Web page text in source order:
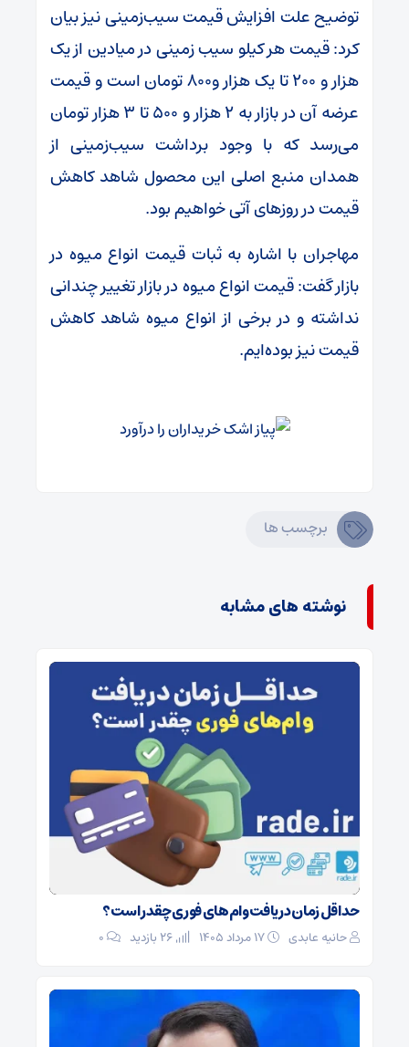
توضیح علت افزایش قیمت سیب‌زمینی نیز بیان
کرد: قیمت هر کیلو سیب زمینی در میادین از یک
هزار و 200 تا یک هزار و800 تومان است و قیمت
عرضه آن در بازار به 2 هزار و 500 تا 3 هزار تومان
می‌رسد که با وجود برداشت سیب‌زمینی از
همدان منبع اصلی این محصول شاهد کاهش
قیمت در روزهای آتی خواهیم بود.
مهاجران با اشاره به ثبات قیمت انواع میوه در
بازار گفت: قیمت انواع میوه در بازار تغییر چندانی
نداشته و در برخی از انواع میوه شاهد کاهش
قیمت نیز بوده‌ایم.
برچسب ها
نوشته های مشابه
حداقل زمان دریافت وام‌های فوری چقدر است؟
حانیه عابدی ۰